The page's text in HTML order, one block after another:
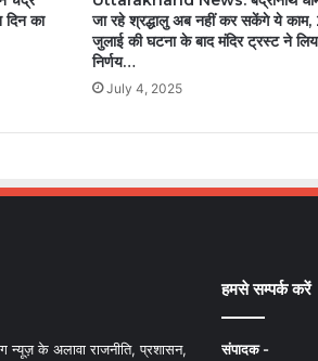
का
जा रहे श्रद्धालु अब नहीं कर सकेंगे ये काम,
जुलाई की घटना के बाद मंदिर ट्रस्ट ने
निर्णय…
July 4, 2025
न्यूज़ के अलावा राजनीति, प्रशासन,
हमसे सम्पर्क करें
संपादक -